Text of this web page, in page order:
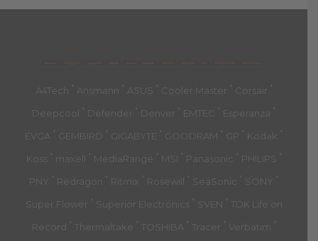
მთავარი კალათა
A4Tech ' Ansmann ' ASUS ' Cooler Master ' Corsair '
Deepcool ' Defender ' Denver ' EMTEC ' Esperanza '
EVGA ' GEMBIRD ' GIGABYTE ' GOODRAM ' GP ' Kodak '
Koss ' maxell ' MediaRange ' MSI ' Panasonic ' PHILIPS '
PNY ' Redragon ' Ritmix ' Rosewill ' SeaSonic ' SONY '
Super Flower ' Superior Electronics ' SVEN ' TDK Life on
Record ' Thermaltake ' TOSHIBA ' Tracer ' Verbatim '